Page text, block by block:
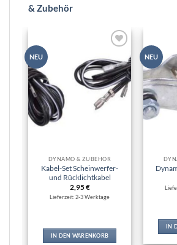
& Zubehör
NEU
Wunschliste
hinzufügen
DYNAMO & ZUBEHÖR
Kabel-Set Scheinwerfer-
und Rücklichtkabel
2,95€
Lieferzeit: 2-3 Werktage
IN DEN WARENKORB
NEU
IN